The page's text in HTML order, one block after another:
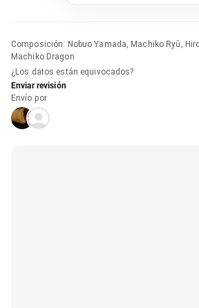
Composición: Nobuo Yamada, Machiko Ryû,
Machiko Dragon
¿Los datos están equivocados?
Enviar revisión
Envío por